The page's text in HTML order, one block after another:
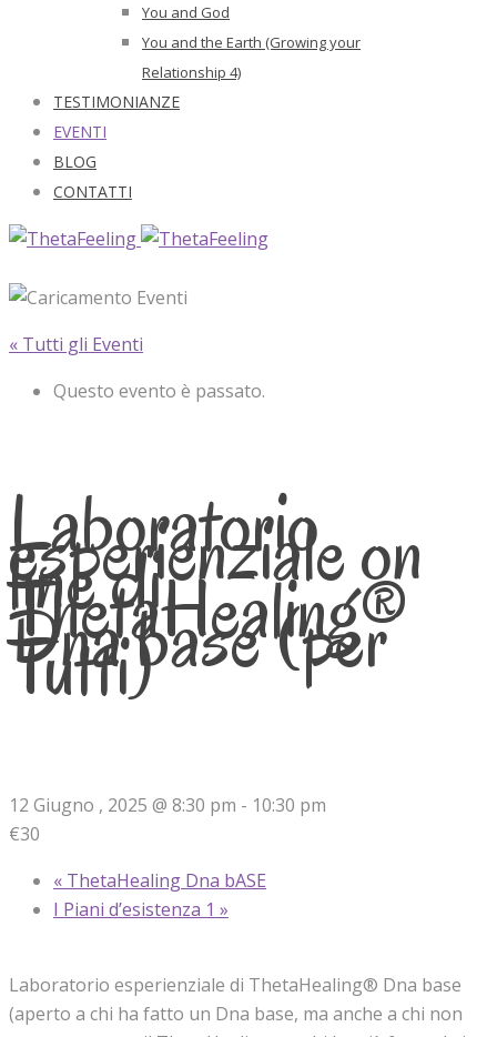
You and God
You and the Earth (Growing your
Relationship 4)
TESTIMONIANZE
EVENTI
BLOG
CONTATTI
« Tutti gli Eventi
Questo evento è passato.
Laboratorio
esperienziale on
line di
ThetaHealing®
Dna base (per
Tutti)
12 Giugno , 2025 @ 8:30 pm - 10:30 pm
€30
« ThetaHealing Dna bASE
I Piani d’esistenza 1 »
Laboratorio esperienziale di ThetaHealing® Dna base
(aperto a chi ha fatto un Dna base, ma anche a chi non